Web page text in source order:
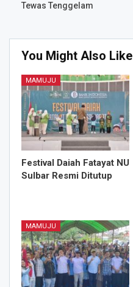
Tewas Tenggelam
You Might Also Like
MAMUJU
Festival Daiah Fatayat NU
Sulbar Resmi Ditutup
MAMUJU